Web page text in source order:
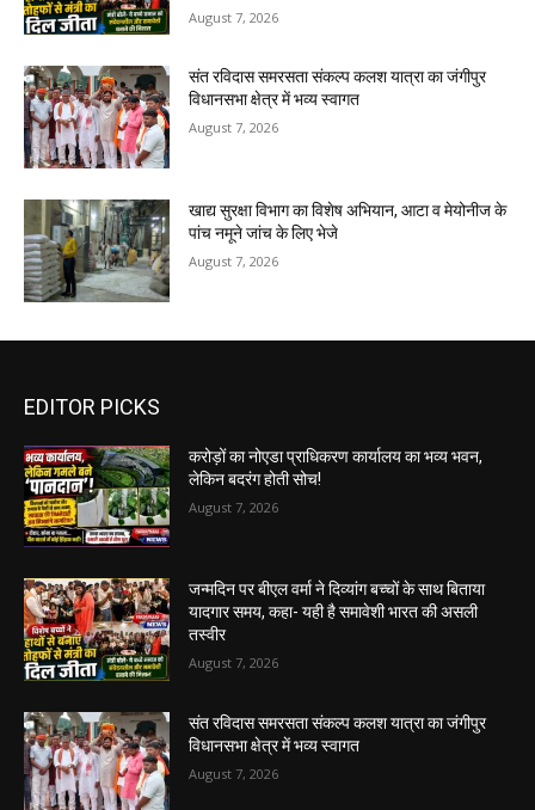
August 7, 2026
संत रविदास समरसता संकल्प कलश यात्रा का जंगीपुर
विधानसभा क्षेत्र में भव्य स्वागत
August 7, 2026
खाद्य सुरक्षा विभाग का विशेष अभियान, आटा व मेयोनीज के
पांच नमूने जांच के लिए भेजे
August 7, 2026
EDITOR PICKS
करोड़ों का नोएडा प्राधिकरण कार्यालय का भव्य भवन,
लेकिन बदरंग होती सोच!
August 7, 2026
जन्मदिन पर बीएल वर्मा ने दिव्यांग बच्चों के साथ बिताया
यादगार समय, कहा- यही है समावेशी भारत की असली
तस्वीर
August 7, 2026
संत रविदास समरसता संकल्प कलश यात्रा का जंगीपुर
विधानसभा क्षेत्र में भव्य स्वागत
August 7, 2026